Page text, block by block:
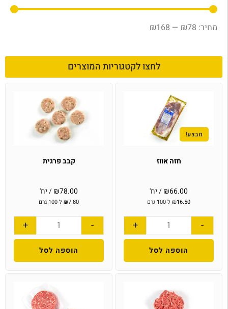
₪78
—
₪168
לחצו לקטגוריות המוצרים
מבצע!
חזה אווז
₪66.00 / יח'
₪16.50 ל-100 גרם
-
+
הוספה לסל
קבב פרגית
₪78.00 / יח'
₪7.80 ל-100 גרם
-
+
הוספה לסל